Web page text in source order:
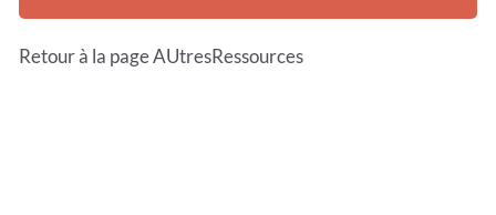
Retour à la page AUtresRessources